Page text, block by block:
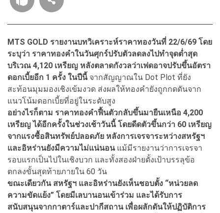
MTS GOLD รายงานบทวิเคราะห์ราคาทองวันที่ 22/6/69 โดย
ระบุว่า ราคาทองคําในวันศุกร์ปรับตัวลดลงไปทําจุดตํ่าสุด
บริเวณ 4,120 เหรียญ หลังตลาดกังวลว่าเฟดอาจปรับขึ้นอัตรา
ดอกเบี้ยอีก 1 ครั้ง ในปีนี้จากสัญญาณใน Dot Plot ที่ยัง
สะท้อนมุมมองเชิงเข้มงวด ส่งผลให้ทองคํายังถูกกดดันจาก
แนวโน้มดอกเบี้ยที่อยู่ในระดับสูง
อย่างไรก็ตาม ราคาทองคําฟื้นตัวกลับขึ้นมายืนเหนือ 4,200
เหรียญ ได้อีกครั้งในช่วงเช้าวันนี้ โดยดีดตัวขึ้นกว่า 60 เหรียญ
จากแรงซื้อสินทรัพย์ปลอดภัย หลังการเจรจาระหว่างสหรัฐฯ
และอิหร่านยังมีความไม่แน่นอนแม้มีรายงานว่าการเจรจา
รอบแรกเป็นไปในเชิงบวก และทั้งสองฝ่ายตั้งเป้าบรรลุข้อ
ตกลงขั้นสุดท้ายภายใน 60 วัน
ขณะเดียวกัน สหรัฐฯ และอิหร่านยังเห็นชอบตั้ง “หน่วยลด
ความขัดแย้ง” โดยมีเลบานอนเข้าร่วม และได้รับการ
สนับสนุนจากกาตาร์และปากีสถาน เพื่อผลักดันให้ปฏิบัติการ